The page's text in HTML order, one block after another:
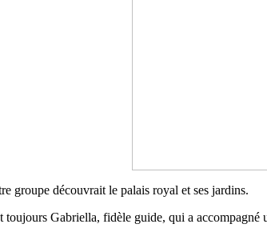
groupe découvrait le palais royal et ses jardins.
toujours Gabriella, fidèle guide, qui a